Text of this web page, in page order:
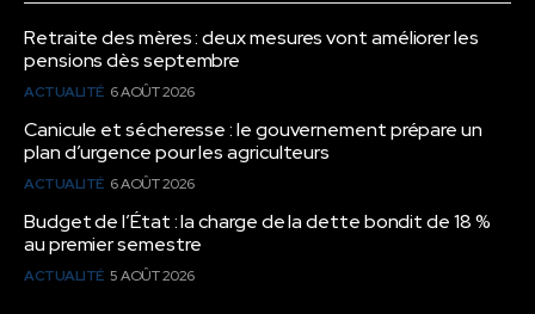
Retraite des mères : deux mesures vont améliorer les
pensions dès septembre
ACTUALITÉ 6 AOÛT 2026
Canicule et sécheresse : le gouvernement prépare un
plan d’urgence pour les agriculteurs
ACTUALITÉ 6 AOÛT 2026
Budget de l’État : la charge de la dette bondit de 18 %
au premier semestre
ACTUALITÉ 5 AOÛT 2026